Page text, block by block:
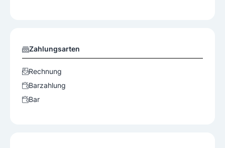
Zahlungsarten
Rechnung
Barzahlung
Bar